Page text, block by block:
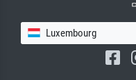
Luxembourg